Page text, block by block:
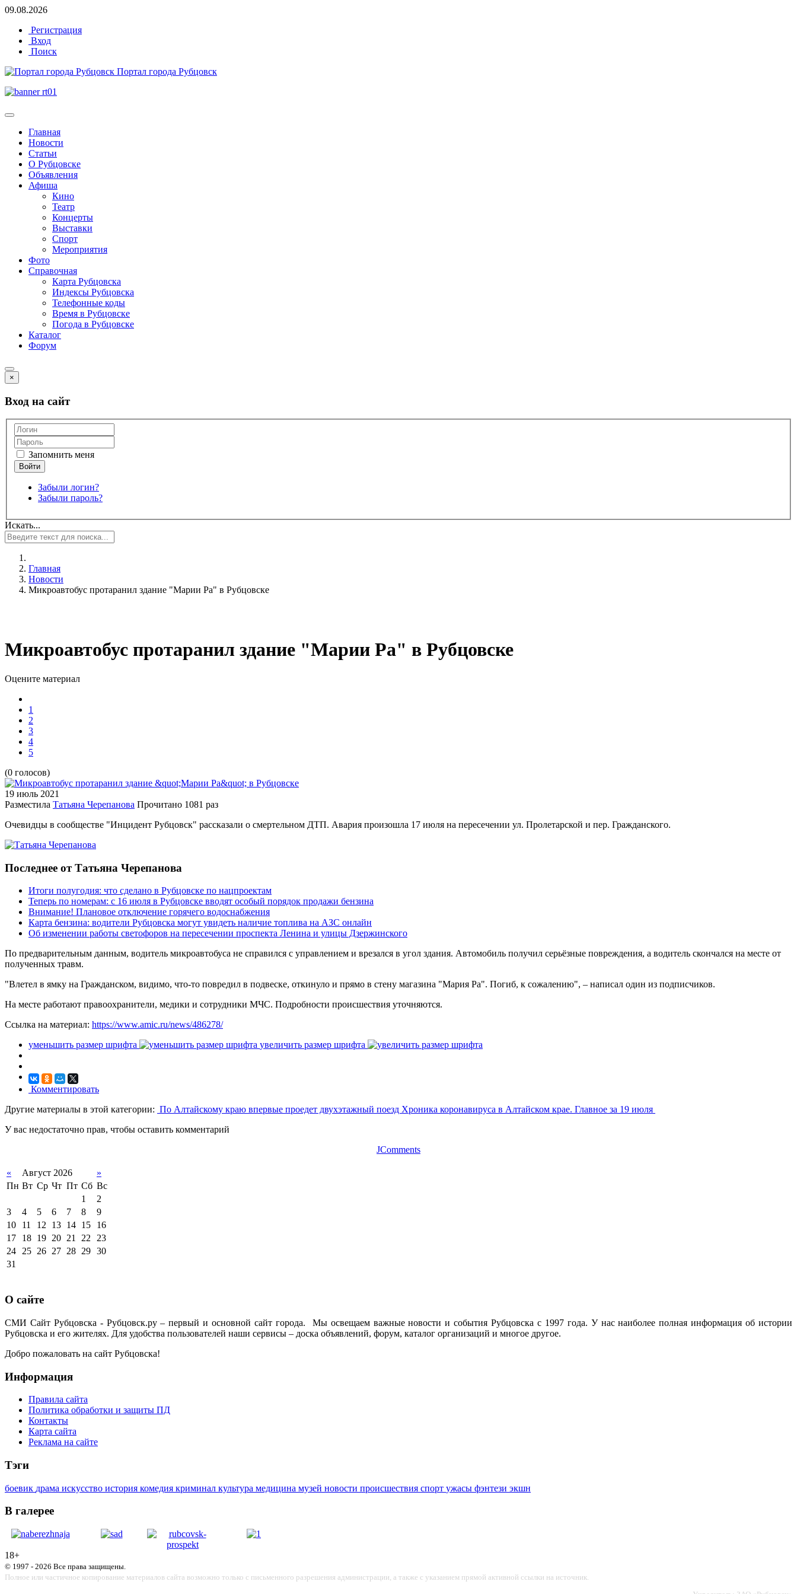
09.08.2026
Регистрация
Вход
Поиск
Портал города Рубцовск
Главная
Новости
Статьи
О Рубцовске
Объявления
Афиша
Кино
Театр
Концерты
Выставки
Спорт
Мероприятия
Фото
Справочная
Карта Рубцовска
Индексы Рубцовска
Телефонные коды
Время в Рубцовске
Погода в Рубцовске
Каталог
Форум
×
Вход на сайт
Запомнить меня
Забыли логин?
Забыли пароль?
Искать...
Главная
Новости
Микроавтобус протаранил здание "Марии Ра" в Рубцовске
Микроавтобус протаранил здание "Марии Ра" в Рубцовске
Оцените материал
1
2
3
4
5
(0 голосов)
19 июль 2021
Разместила Татьяна Черепанова Прочитано 1081 раз
Очевидцы в сообществе "Инцидент Рубцовск" рассказали о смертельном ДТП. Авария произошла 17 июля на пересечении ул. Пролетарской и пер. Гражданского.
Последнее от Татьяна Черепанова
Итоги полугодия: что сделано в Рубцовске по нацпроектам
Теперь по номерам: с 16 июля в Рубцовске вводят особый порядок продажи бензина
Внимание! Плановое отключение горячего водоснабжения
Карта бензина: водители Рубцовска могут увидеть наличие топлива на АЗС онлайн
Об изменении работы светофоров на пересечении проспекта Ленина и улицы Дзержинского
По предварительным данным, водитель микроавтобуса не справился с управлением и врезался в угол здания. Автомобиль получил серьёзные повреждения, а водитель скончался на месте от
полученных травм.
"Влетел в ямку на Гражданском, видимо, что-то повредил в подвеске, откинуло и прямо в стену магазина "Мария Ра". Погиб, к сожалению", – написал один из подписчиков.
На месте работают правоохранители, медики и сотрудники МЧС. Подробности происшествия уточняются.
Ссылка на материал: https://www.amic.ru/news/486278/
уменьшить размер шрифта
увеличить размер шрифта
Комментировать
Другие материалы в этой категории: По Алтайскому краю впервые проедет двухэтажный поезд Хроника коронавируса в Алтайском крае. Главное за 19 июля
У вас недостаточно прав, чтобы оставить комментарий
JComments
« Август 2026
»
Пн Вт Ср Чт Пт Сб Вс
1
2
3
4 5 6 7 8
9
10
11 12 13 14 15
16
17
18 19 20 21 22
23
24
25 26 27 28 29 30
31
О сайте
СМИ Сайт Рубцовска - Рубцовск.ру – первый и основной сайт города. Мы освещаем важные новости и события Рубцовска с 1997 года. У нас наиболее полная информация об истории
Рубцовска и его жителях. Для удобства пользователей наши сервисы – доска объявлений, форум, каталог организаций и многое другое.
Добро пожаловать на сайт Рубцовска!
Информация
Правила сайта
Политика обработки и защиты ПД
Контакты
Карта сайта
Реклама на сайте
Тэги
боевик драма искусство история комедия криминал культура медицина музей новости происшествия спорт ужасы фэнтези экшн
В галерее
18+
© 1997 - 2026 Все права защищены.
Полное или частичное копирование материалов сайта возможно только с письменного разрешения администрации, а также с указанием прямой активной ссылки на источник.